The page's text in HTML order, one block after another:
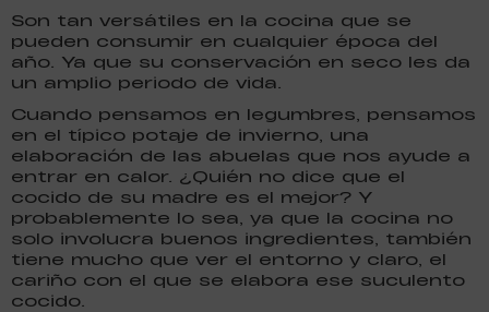
Son tan versátiles en la cocina que se
pueden consumir en cualquier época del
año. Ya que su conservación en seco les da
un amplio periodo de vida.
Cuando pensamos en legumbres, pensamos
en el típico potaje de invierno, una
elaboración de las abuelas que nos ayude a
entrar en calor. ¿Quién no dice que el
cocido de su madre es el mejor? Y
probablemente lo sea, ya que la cocina no
solo involucra buenos ingredientes, también
tiene mucho que ver el entorno y claro, el
cariño con el que se elabora ese suculento
cocido.